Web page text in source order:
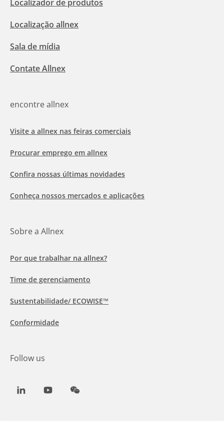
Localizador de produtos
Localização allnex
Sala de mídia
Contate Allnex
encontre allnex
Visite a allnex nas feiras comerciais
Procurar emprego em allnex
Confira nossas últimas novidades
Conheça nossos mercados e aplicações
Sobre a Allnex
Por que trabalhar na allnex?
Time de gerenciamento
Sustentabilidade/ ECOWISE™
Conformidade
Follow us
LinkedInYoutubeWeChat